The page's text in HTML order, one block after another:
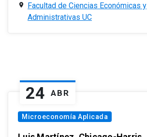
Facultad de Ciencias Económicas y
Administrativas UC
24 ABR
Microeconomía Aplicada